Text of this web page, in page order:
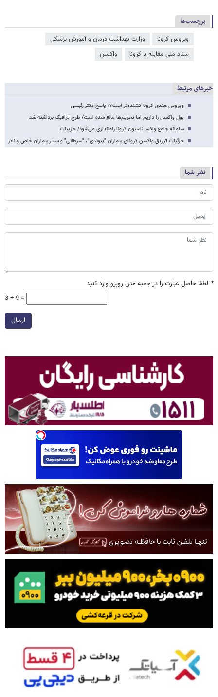
برچسب‌ها
ویروس کرونا
وزارت بهداشت درمان و آموزش پزشکی
ستاد ملی مقابله با کرونا
واکسن
خبرهای مرتبط
ویروس هندی کرونا کشنده‌تر است؟/ پاسخ دکتر رئیسی
پول واکسن را داریم اما تحریم‌ها مانع شده است/ طرح ترافیک برداشته شد
سامانه جامع واکسیناسیون کرونا راه‌اندازی می‌شود/ جزییات
جزئیات تزریق واکسن کرونای بیماران "پیوندی"، "سرطانی" و سایر بیماران خاص و نادر
نظر شما
* لطفا حاصل عبارت را در جعبه متن روبرو وارد کنید
3 + 9 =
ارسال